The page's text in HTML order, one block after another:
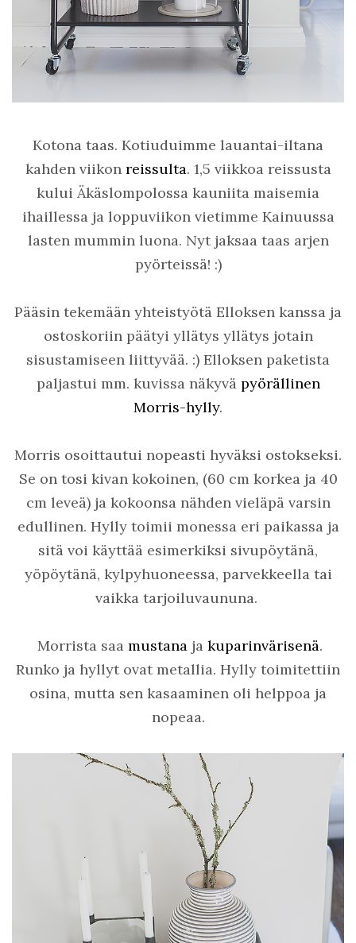
Kotona taas. Kotiuduimme lauantai-iltana
kahden viikon reissulta. 1,5 viikkoa reissusta
kului Äkäslompolossa kauniita maisemia
ihaillessa ja loppuviikon vietimme Kainuussa
lasten mummin luona. Nyt jaksaa taas arjen
pyörteissä! :)
Pääsin tekemään yhteistyötä Elloksen kanssa ja
ostoskoriin päätyi yllätys yllätys jotain
sisustamiseen liittyvää. :) Elloksen paketista
paljastui mm. kuvissa näkyvä pyörällinen
Morris-hylly.
Morris osoittautui nopeasti hyväksi ostokseksi.
Se on tosi kivan kokoinen, (60 cm korkea ja 40
cm leveä) ja kokoonsa nähden vieläpä varsin
edullinen. Hylly toimii monessa eri paikassa ja
sitä voi käyttää esimerkiksi sivupöytänä,
yöpöytänä, kylpyhuoneessa, parvekkeella tai
vaikka tarjoiluvaununa.
Morrista saa mustana ja kuparinvärisenä.
Runko ja hyllyt ovat metallia. Hylly toimitettiin
osina, mutta sen kasaaminen oli helppoa ja
nopeaa.